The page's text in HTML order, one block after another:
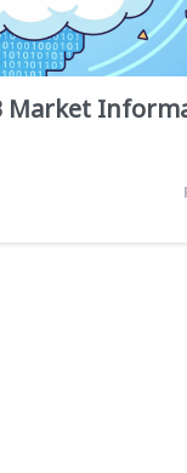
Market